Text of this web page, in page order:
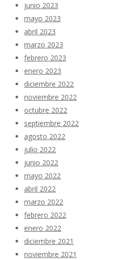
junio 2023
mayo 2023
abril 2023
marzo 2023
febrero 2023
enero 2023
diciembre 2022
noviembre 2022
octubre 2022
septiembre 2022
agosto 2022
julio 2022
junio 2022
mayo 2022
abril 2022
marzo 2022
febrero 2022
enero 2022
diciembre 2021
noviembre 2021